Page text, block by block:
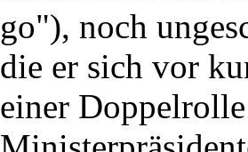
go"), noch
die er sich vor
einer